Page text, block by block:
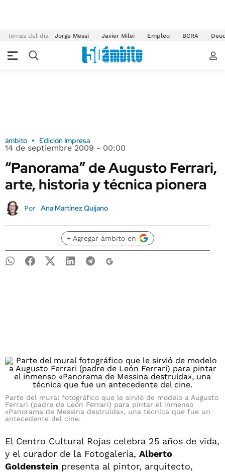
Temas del día Jorge Messi Javier Milei Empleo BCRA
ámbito Edición Impresa
14 de septiembre 2009 - 00:00
“Panorama” de Augusto Ferrari,
arte, historia y técnica pionera
Por Ana Martínez Quijano
+ Agregar ámbito en
Parte del mural fotográfico que le sirvió de modelo a Augusto
Ferrari (padre de León Ferrari) para pintar el inmenso
«Panorama de Messina destruida», una técnica que fue un
antecedente del cine.
El Centro Cultural Rojas celebra 25 años de vida,
y el curador de la Fotogalería, Alberto
Goldenstein presenta al pintor, arquitecto,